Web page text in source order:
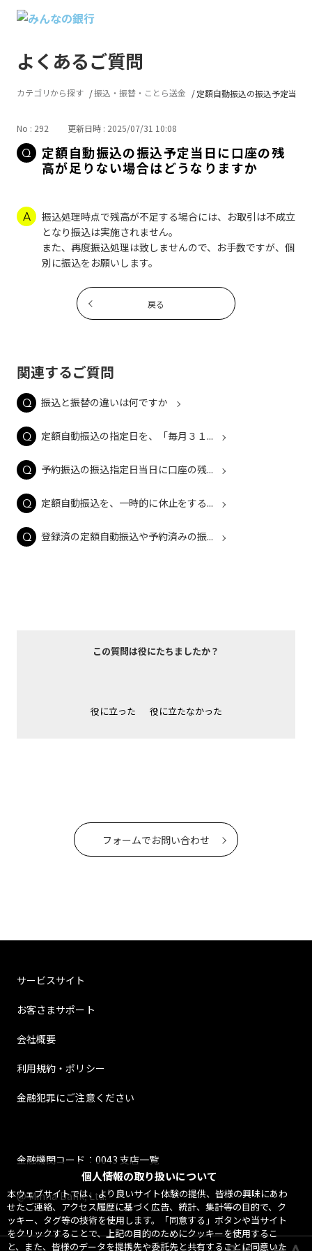
よくあるご質問
個人情報の取り扱いについて
本ウェブサイトでは、より良いサイト体験の提供、皆様の興味にあわ
せたご連絡、アクセス履歴に基づく広告、統計、集計等の目的で、ク
ッキー、タグ等の技術を使用します。「同意する」ボタンや当サイト
をクリックすることで、上記の目的のためにクッキーを使用するこ
と、また、皆様のデータを提携先や委託先と共有することに同意いた
カテゴリから探す 振込・振替・ことら送金 定額自動振込の振込予定当日
No : 292 更新日時 : 2025/07/31 10:08
定額自動振込の振込予定当日に口座の残
高が足りない場合はどうなりますか
振込処理時点で残高が不足する場合には、お取引は不成立
となり振込は実施されません。
また、再度振込処理は致しませんので、お手数ですが、個
別に振込をお願いします。
戻る
関連するご質問
振込と振替の違いは何ですか
定額自動振込の指定日を、「毎月３１...
予約振込の振込指定日当日に口座の残...
定額自動振込を、一時的に休止をする...
登録済の定額自動振込や予約済みの振...
この質問は役にたちましたか？
役に立った 役に立たなかった
フォームでお問い合わせ
サービスサイト
お客さまサポート
会社概要
利用規約・ポリシー
金融犯罪にご注意ください
金融機関コード：0043 支店一覧
@ Minna Bank, Ltd.